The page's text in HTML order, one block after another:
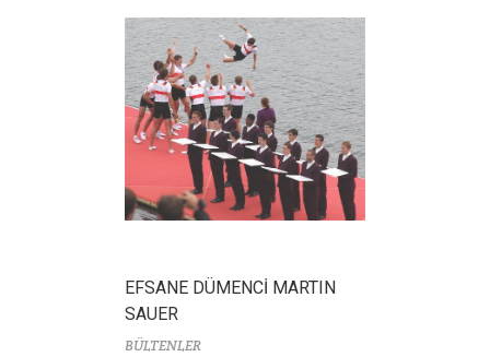
EFSANE DÜMENCİ MARTIN
SAUER
BÜLTENLER